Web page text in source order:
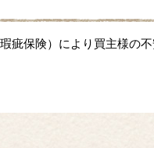
疵保険）により買主様の